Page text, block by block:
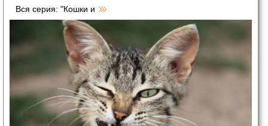
Вся серия: "Кошки и